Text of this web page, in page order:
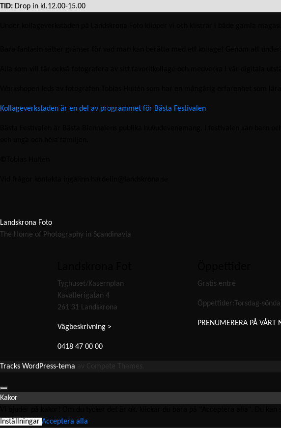
TID: Drop in kl.12.00-15.00
Kollageverkstaden är en del av programmet för Bästa Festivalen
Landskrona Foto
The Home of Photography in Scandinavia
Tyghuset/Kasernplan
Kavallerigatan 4
261 31 Landskrona
Vägbeskrivning >
0418 47 00 00
Gratis entré
Öppettider:Torsdag-
PRENUMERERA PÅ VÅRT
Tracks WordPress-tema
Kakor
Inställningar Acceptera alla